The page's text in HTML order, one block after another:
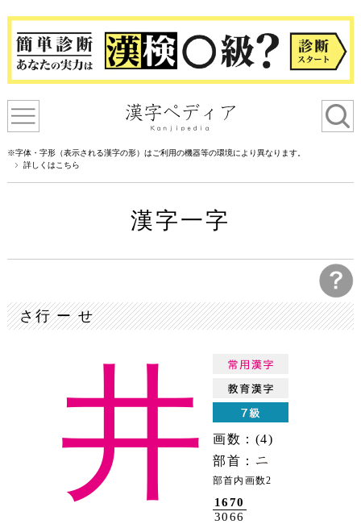
※字体・字形（表示される漢字の形）はご利用の機器等の環境により異なります。
詳しくはこちら
漢字一字
さ行 ー せ
井
画数：(4)
部首：
部首内画数2
1670
3066